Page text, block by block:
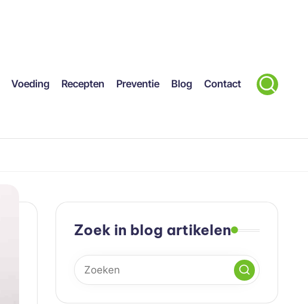
Voeding Recepten Preventie Blog Contact
Zoek in blog artikelen